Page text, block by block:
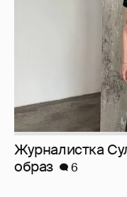
Журналистка
образ
6